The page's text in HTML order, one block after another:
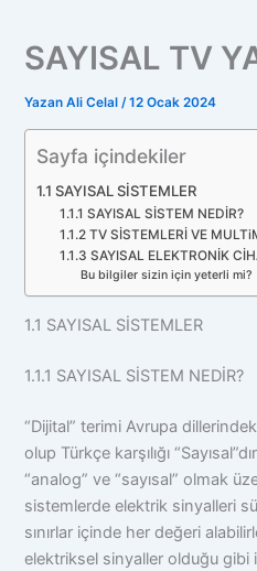
SAYISAL TV
Yazan Ali Celal/12 Ocak 2024
Sayfa içindekiler
1.1 SAYISAL SİSTEMLER
1.1.1 SAYISAL SİSTEM NEDİR?
1.1.2 TV SİSTEMLERİ VE
1.1.3 SAYISAL ELEKTRONİK
Bu bilgiler sizin için yeterli mi?
1.1 SAYISAL SİSTEMLER
1.1.1 SAYISAL SİSTEM NEDİR?
“Dijital” terimi Avrupa
olup Türkçe karşılığı
“analog” ve “sayısal” olmak
sistemlerde elektrik sinyalleri
sınırlar içinde her değeri
elektriksel sinyaller olduğu gibi